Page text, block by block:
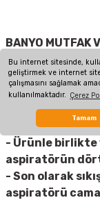
Bu internet sitesinde,
geliştirmek ve internet
çalışmasını sağlamak
kullanılmaktadır. Çerez
Tamam
BANYO MUTFAK
ASPİRATÖR
Mekanik
- Cam üzerinde
- Ürünle birlikte
aspiratörün dört
- Son olarak
aspiratörü